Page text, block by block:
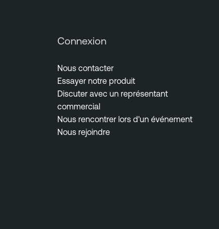
Connexion
Nous contacter
Essayer notre produit
Discuter avec un représentant
commercial
Nous rencontrer lors d'un événement
Nous rejoindre